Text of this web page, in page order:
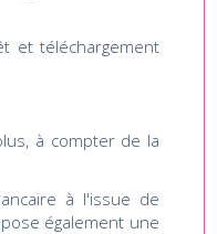
et téléchargement
à compter de la
à l'issue de
également une